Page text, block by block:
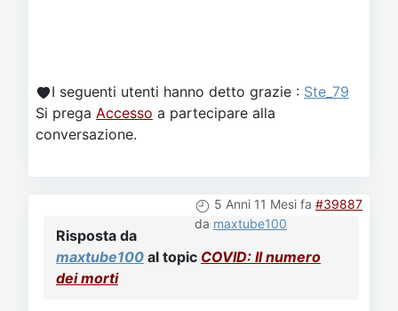
I seguenti utenti hanno detto grazie : Ste_79
Si prega Accesso a partecipare alla
conversazione.
5 Anni 11 Mesi fa #39887
da maxtube100
Risposta da
maxtube100 al topic COVID: Il numero
dei morti